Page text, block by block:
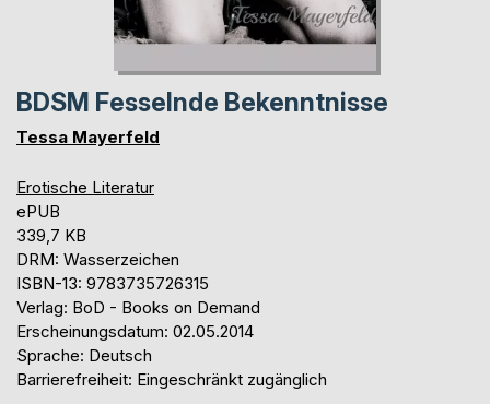
BDSM Fesselnde Bekenntnisse
Tessa Mayerfeld
Erotische Literatur
ePUB
339,7 KB
DRM: Wasserzeichen
ISBN-13: 9783735726315
Verlag: BoD - Books on Demand
Erscheinungsdatum: 02.05.2014
Sprache: Deutsch
Barrierefreiheit: Eingeschränkt zugänglich